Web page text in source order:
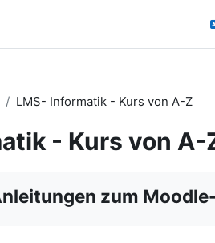
LMS- Informatik - Kurs von A-Z
- Kurs von A-
zum